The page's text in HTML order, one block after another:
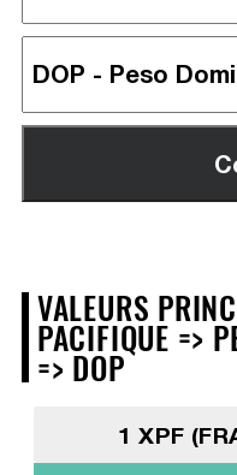
VALEURS
PACIFIQUE =>
=> DOP
1 XPF